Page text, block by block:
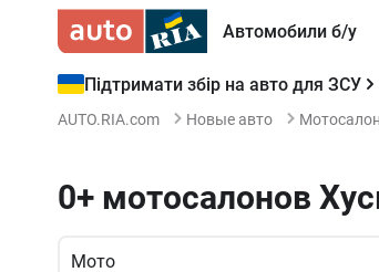
Автомобили б/у
Підтримати збір на авто для ЗСУ
AUTO.RIA.com Новые авто
0+ мотосалонов